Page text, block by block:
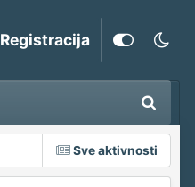
Registracija
Sve aktivnosti